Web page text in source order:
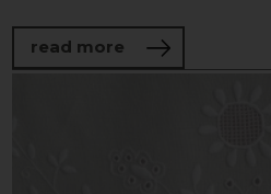
read more about